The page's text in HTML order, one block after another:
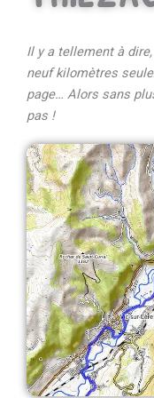
Il y a tellement à
neuf kilomètres
page… Alors sans
pas !